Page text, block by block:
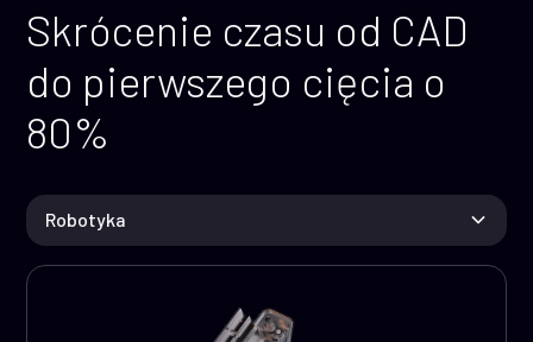
Skrócenie czasu od CAD
do pierwszego cięcia o
80%
Robotyka